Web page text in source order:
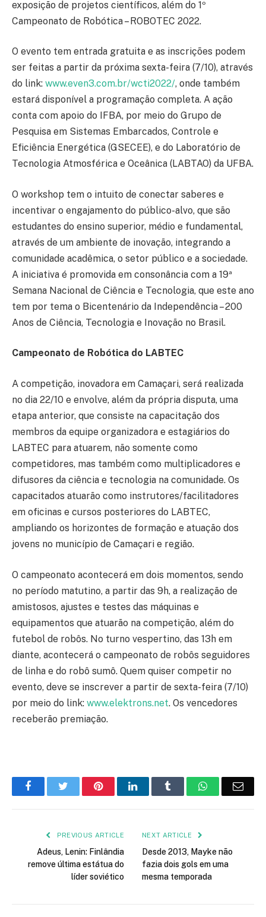
exposição de projetos científicos, além do 1º
Campeonato de Robótica – ROBOTEC 2022.
O evento tem entrada gratuita e as inscrições podem
ser feitas a partir da próxima sexta-feira (7/10), através
do link: www.even3.com.br/wcti2022/, onde também
estará disponível a programação completa. A ação
conta com apoio do IFBA, por meio do Grupo de
Pesquisa em Sistemas Embarcados, Controle e
Eficiência Energética (GSECEE), e do Laboratório de
Tecnologia Atmosférica e Oceânica (LABTAO) da UFBA.
O workshop tem o intuito de conectar saberes e
incentivar o engajamento do público-alvo, que são
estudantes do ensino superior, médio e fundamental,
através de um ambiente de inovação, integrando a
comunidade acadêmica, o setor público e a sociedade.
A iniciativa é promovida em consonância com a 19ª
Semana Nacional de Ciência e Tecnologia, que este ano
tem por tema o Bicentenário da Independência – 200
Anos de Ciência, Tecnologia e Inovação no Brasil.
Campeonato de Robótica do LABTEC
A competição, inovadora em Camaçari, será realizada
no dia 22/10 e envolve, além da própria disputa, uma
etapa anterior, que consiste na capacitação dos
membros da equipe organizadora e estagiários do
LABTEC para atuarem, não somente como
competidores, mas também como multiplicadores e
difusores da ciência e tecnologia na comunidade. Os
capacitados atuarão como instrutores/facilitadores
em oficinas e cursos posteriores do LABTEC,
ampliando os horizontes de formação e atuação dos
jovens no município de Camaçari e região.
O campeonato acontecerá em dois momentos, sendo
no período matutino, a partir das 9h, a realização de
amistosos, ajustes e testes das máquinas e
equipamentos que atuarão na competição, além do
futebol de robôs. No turno vespertino, das 13h em
diante, acontecerá o campeonato de robôs seguidores
de linha e do robô sumô. Quem quiser competir no
evento, deve se inscrever a partir de sexta-feira (7/10)
por meio do link: www.elektrons.net. Os vencedores
receberão premiação.
FacebookTwitter PinterestLinkedIn Tumblr WhatsApp
PREVIOUS ARTICLE
Adeus, Lenin: Finlândia
remove última estátua do
líder soviético
NEXT ARTICLE
Desde 2013, Mayke não
fazia dois gols em uma
mesma temporada